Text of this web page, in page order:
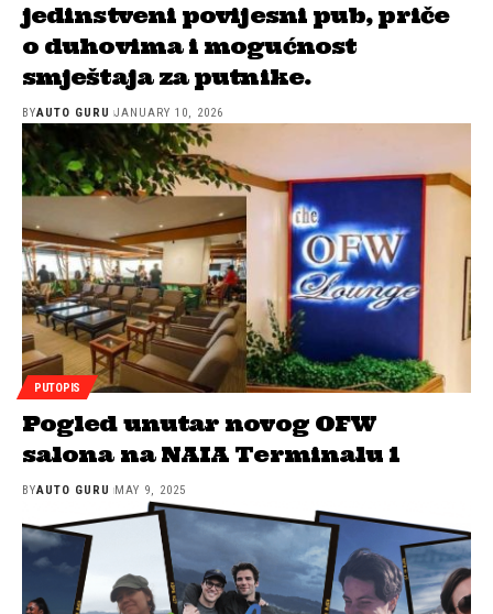
jedinstveni povijesni pub, priče
o duhovima i mogućnost
smještaja za putnike.
BYAUTO GURU JANUARY 10, 2026
PUTOPIS
Pogled unutar novog OFW
salona na NAIA Terminalu 1
BYAUTO GURU MAY 9, 2025